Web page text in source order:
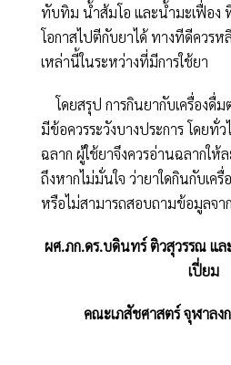
ทับทิม น้ำส้มโอ และน้ำมะเฟื่อง
โอกาสไปตีกับยาได้ ทางทีดีควรห
เหล่านี้ในระหว่างที่มีการใช้ยา
โดยสรุป การกินยากับเครื่องดื่
มีข้อควรระวังบางประการ โดยทั่
ฉลาก ผู้ใช้ยาจึงควรอ่านฉลากให้
ถึงหากไม่มั่นใจ ว่ายาใดกินกับเค
หรือไม่สามารถสอบถามข้อมูลจา
ผศ.ภก.ดร.บดินทร์ ติวสุวรรณ แ
เปี่ยม
คณะเภสัชศาสตร์ จุฬาล